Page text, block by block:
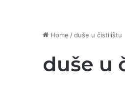
Home /duše u čistilištu
duše u